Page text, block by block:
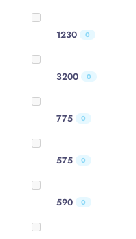
1230 0
3200 0
775 0
575 0
590 0